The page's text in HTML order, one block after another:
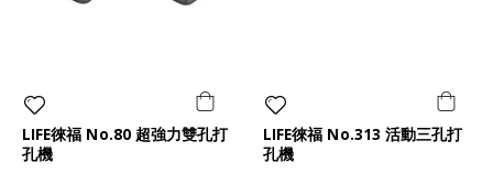
LIFE徠福 No.80 超強力雙孔打
孔機
LIFE徠福 No.313 活動三孔打
孔機